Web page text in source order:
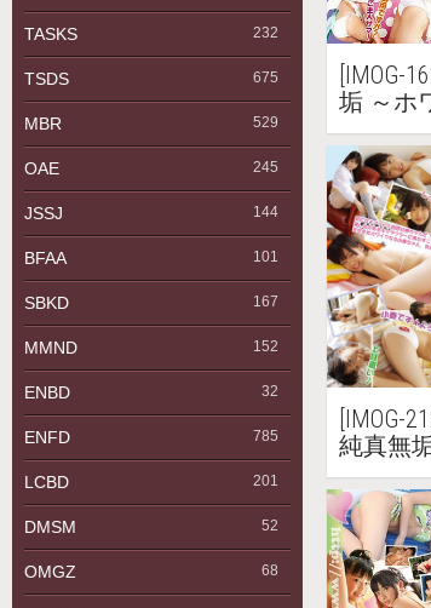
TASKS 232
TSDS 675
MBR 529
OAE 245
JSSJ 144
BFAA 101
SBKD 167
MMND 152
ENBD 32
ENFD 785
LCBD 201
DMSM 52
OMGZ 68
[IMOG-
垢 ～ホ
[IMOG-
純真無